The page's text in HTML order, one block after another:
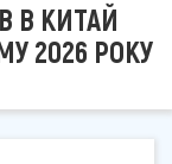
В КИТАЙ
2026 РОКУ